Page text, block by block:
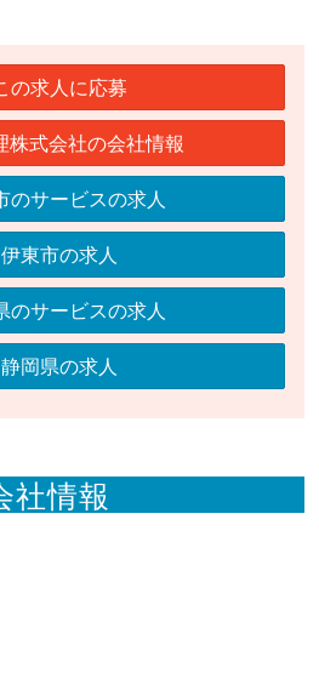
の求人に応募
株式会社の会社情報
のサービスの求人
伊東市の求人
のサービスの求人
静岡県の求人
社情報